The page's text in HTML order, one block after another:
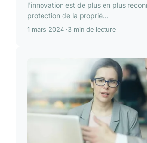
l'innovation est de plus en plus
protection de la proprié...
1 mars 2024 3 min de lecture